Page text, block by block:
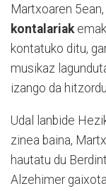
Martxoaren
kontalariak
kontatuko ditu,
musikaz
izango da
Udal lanbide
zinea baina,
hautatu du
Alzehimer